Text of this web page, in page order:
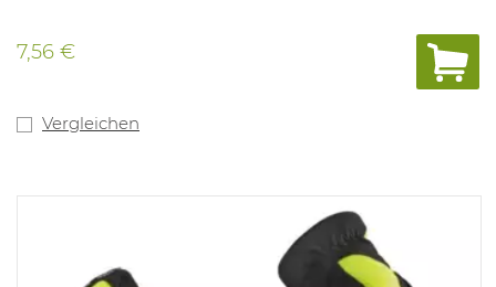
7,56 €
Vergleichen